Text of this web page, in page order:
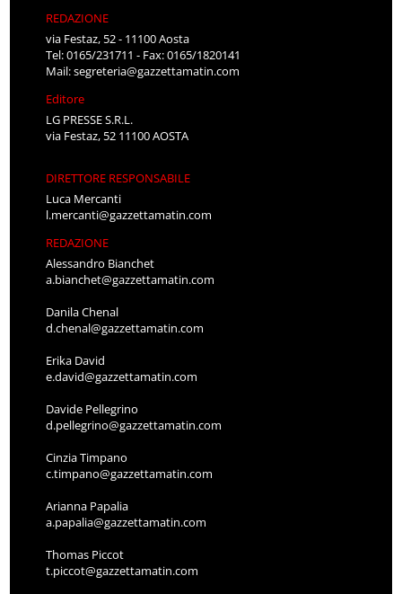
REDAZIONE
via Festaz, 52 - 11100 Aosta
Tel: 0165/231711 - Fax: 0165/1820141
Mail:segreteria@gazzettamatin.com
Editore
LG PRESSE S.R.L.
via Festaz, 52 11100 AOSTA
DIRETTORE RESPONSABILE
Luca Mercanti
l.mercanti@gazzettamatin.com
REDAZIONE
Alessandro Bianchet
a.bianchet@gazzettamatin.com
Danila Chenal
d.chenal@gazzettamatin.com
Erika David
e.david@gazzettamatin.com
Davide Pellegrino
d.pellegrino@gazzettamatin.com
Cinzia Timpano
c.timpano@gazzettamatin.com
Arianna Papalia
a.papalia@gazzettamatin.com
Thomas Piccot
t.piccot@gazzettamatin.com